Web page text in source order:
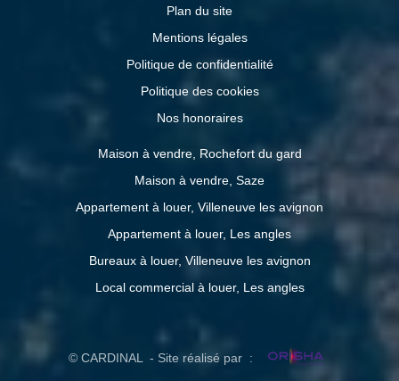
Plan du site
Mentions légales
Politique de confidentialité
Politique des cookies
Nos honoraires
Maison à vendre, Rochefort du gard
Maison à vendre, Saze
Appartement à louer, Villeneuve les avignon
Appartement à louer, Les angles
Bureaux à louer, Villeneuve les avignon
Local commercial à louer, Les angles
© CARDINAL - Site réalisé par :